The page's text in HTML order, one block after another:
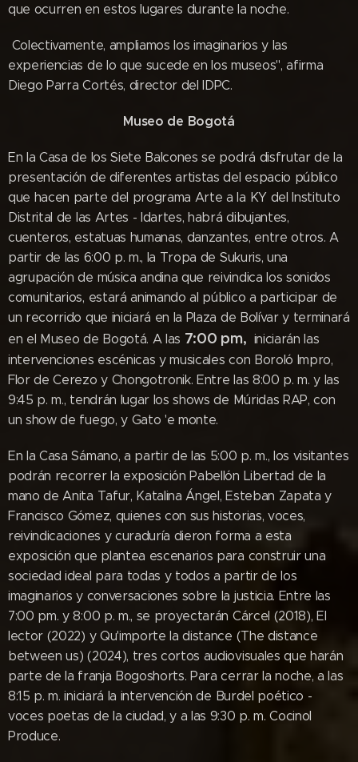
que ocurren en estos lugares durante la noche.
Colectivamente, ampliamos los imaginarios y las
experiencias de lo que sucede en los museos", afirma
Diego Parra Cortés, director del IDPC.
Museo de Bogotá
En la Casa de los Siete Balcones se podrá disfrutar de la
presentación de diferentes artistas del espacio público
que hacen parte del programa Arte a la KY del Instituto
Distrital de las Artes - Idartes, habrá dibujantes,
cuenteros, estatuas humanas, danzantes, entre otros. A
partir de las 6:00 p. m., la Tropa de Sukuris, una
agrupación de música andina que reivindica los sonidos
comunitarios, estará animando al público a participar de
un recorrido que iniciará en la Plaza de Bolívar y terminará
en el Museo de Bogotá. A las 7:00 pm, iniciarán las
intervenciones escénicas y musicales con Boroló Impro,
Flor de Cerezo y Chongotronik. Entre las 8:00 p. m. y las
9:45 p. m., tendrán lugar los shows de Múridas RAP, con
un show de fuego, y Gato 'e monte.
En la Casa Sámano, a partir de las 5:00 p. m., los visitantes
podrán recorrer la exposición Pabellón Libertad de la
mano de Anita Tafur, Katalina Ángel, Esteban Zapata y
Francisco Gómez, quienes con sus historias, voces,
reivindicaciones y curaduría dieron forma a esta
exposición que plantea escenarios para construir una
sociedad ideal para todas y todos a partir de los
imaginarios y conversaciones sobre la justicia. Entre las
7:00 pm. y 8:00 p. m., se proyectarán Cárcel (2018), El
lector (2022) y Qu'importe la distance (The distance
between us) (2024), tres cortos audiovisuales que harán
parte de la franja Bogoshorts. Para cerrar la noche, a las
8:15 p. m. iniciará la intervención de Burdel poético -
voces poetas de la ciudad, y a las 9:30 p. m. Cocinol
Produce.